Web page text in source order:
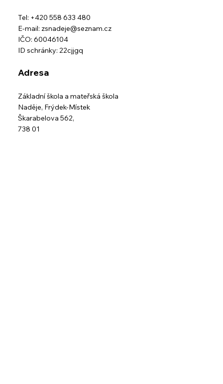
Tel: +420 558 633 480
E-mail: zsnadeje@seznam.cz
IČO: 60046104
ID schránky: 22cjjgq
Adresa
Základní škola a mateřská škola
Naděje, Frýdek-Místek
Škarabelova 562,
738 01